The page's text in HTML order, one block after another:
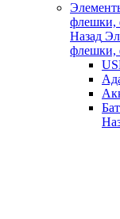
флешки,
Назад
флешки,